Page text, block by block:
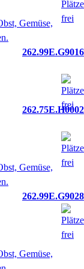
262.99E.G9016
262.75E.H0002
262.99E.G9028